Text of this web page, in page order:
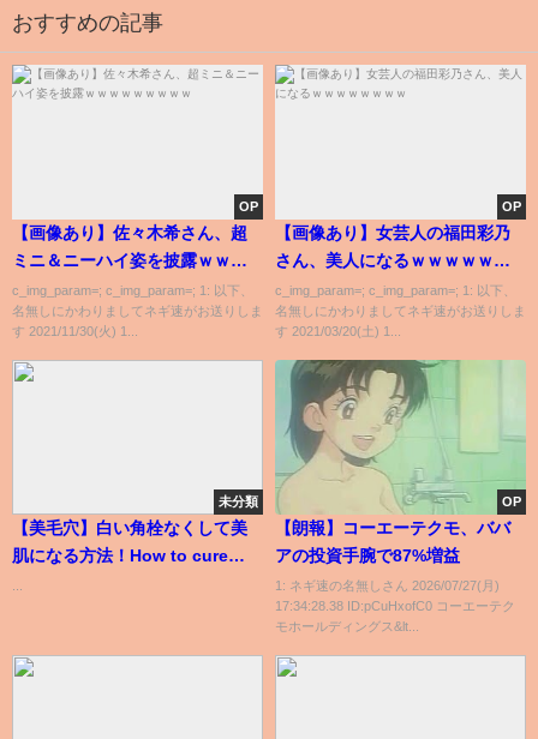
おすすめの記事
OP
【画像あり】佐々木希さん、超
ミニ＆ニーハイ姿を披露ｗｗｗ
ｗｗｗｗｗｗ
c_img_param=; c_img_param=; 1: 以下、
名無しにかわりましてネギ速がお送りしま
す 2021/11/30(火) 1...
OP
【画像あり】女芸人の福田彩乃
さん、美人になるｗｗｗｗｗｗ
ｗｗ
c_img_param=; c_img_param=; 1: 以下、
名無しにかわりましてネギ速がお送りしま
す 2021/03/20(土) 1...
未分類
【美毛穴】白い角栓なくして美
肌になる方法！How to cure
OP
【朗報】コーエーテクモ、ババ
アの投資手腕で87%増益
1: ネギ速の名無しさん 2026/07/27(月)
17:34:28.38 ID:pCuHxofC0 コーエーテク
モホールディングス&lt...